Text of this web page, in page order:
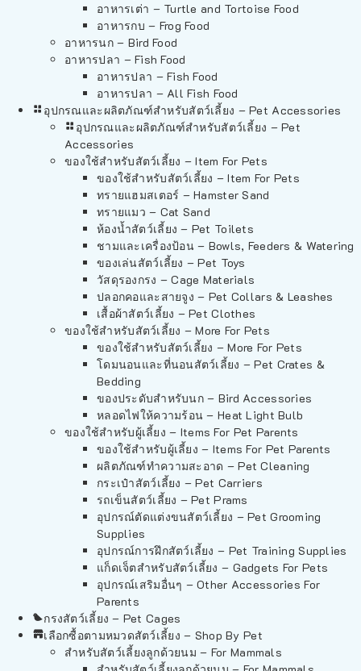
อาหารเต่า – Turtle and Tortoise Food
อาหารกบ – Frog Food
อาหารนก – Bird Food
อาหารปลา – Fish Food
อาหารปลา – Fish Food
อาหารปลา – All Fish Food
อุปกรณและผลิตภัณฑ์สำหรับสัตว์เลี้ยง – Pet Accessories
อุปกรณและผลิตภัณฑ์สำหรับสัตว์เลี้ยง – Pet
Accessories
ของใช้สำหรับสัตว์เลี้ยง – Item For Pets
ของใช้สำหรับสัตว์เลี้ยง – Item For Pets
ทรายแฮมสเตอร์ – Hamster Sand
ทรายแมว – Cat Sand
ห้องน้ำสัตว์เลี้ยง – Pet Toilets
ชามและเครื่องป้อน – Bowls, Feeders & Watering
ของเล่นสัตว์เลี้ยง – Pet Toys
วัสดุรองกรง – Cage Materials
ปลอกคอและสายจูง – Pet Collars & Leashes
เสื้อผ้าสัตว์เลี้ยง – Pet Clothes
ของใช้สำหรับสัตว์เลี้ยง – More For Pets
ของใช้สำหรับสัตว์เลี้ยง – More For Pets
โดมนอนและที่นอนสัตว์เลี้ยง – Pet Crates &
Bedding
ของประดับสำหรับนก – Bird Accessories
หลอดไฟให้ความร้อน – Heat Light Bulb
ของใช้สำหรับผู้เลี้ยง – Items For Pet Parents
ของใช้สำหรับผู้เลี้ยง – Items For Pet Parents
ผลิตภัณฑ์ทำความสะอาด – Pet Cleaning
กระเป๋าสัตว์เลี้ยง – Pet Carriers
รถเข็นสัตว์เลี้ยง – Pet Prams
อุปกรณ์ตัดแต่งขนสัตว์เลี้ยง – Pet Grooming
Supplies
อุปกรณ์การฝึกสัตว์เลี้ยง – Pet Training Supplies
แก็ดเจ็ตสำหรับสัตว์เลี้ยง – Gadgets For Pets
อุปกรณ์เสริมอื่นๆ – Other Accessories For
Parents
กรงสัตว์เลี้ยง – Pet Cages
เลือกซื้อตามหมวดสัตว์เลี้ยง – Shop By Pet
สำหรับสัตว์เลี้ยงลูกด้วยนม – For Mammals